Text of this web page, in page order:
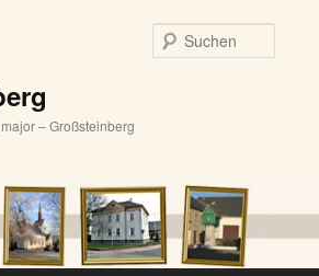
– Großsteinberg